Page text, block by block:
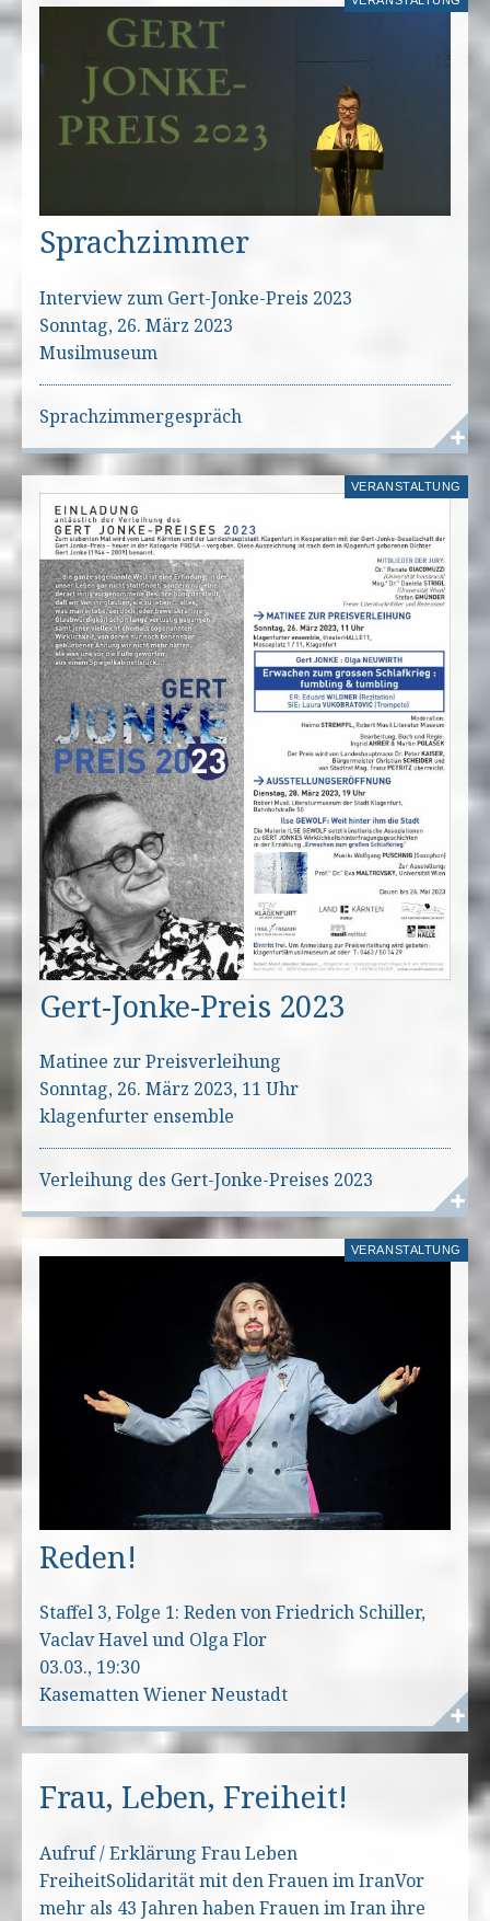
Sprachzimmer
Interview zum Gert-Jonke-Preis 2023
Sonntag, 26. März 2023
Musilmuseum
Sprachzimmergespräch
VERANSTALTUNG
Gert-Jonke-Preis 2023
Matinee zur Preisverleihung
Sonntag, 26. März 2023, 11 Uhr
klagenfurter ensemble
Verleihung des Gert-Jonke-Preises 2023
VERANSTALTUNG
Reden!
Staffel 3, Folge 1: Reden von Friedrich Schiller,
Vaclav Havel und Olga Flor
03.03., 19:30
Kasematten Wiener Neustadt
Frau, Leben, Freiheit!
Aufruf / Erklärung Frau Leben
FreiheitSolidarität mit den Frauen im IranVor
mehr als 43 Jahren haben Frauen im Iran ihre